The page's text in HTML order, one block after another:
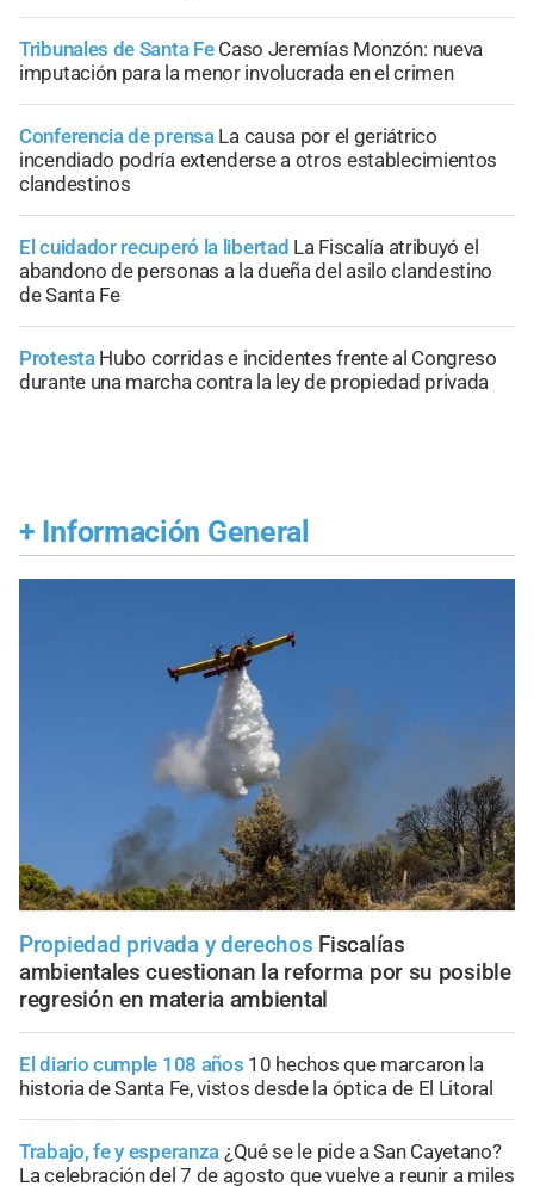
Tribunales de Santa Fe Caso Jeremías Monzón: nueva
imputación para la menor involucrada en el crimen
Conferencia de prensa La causa por el geriátrico
incendiado podría extenderse a otros establecimientos
clandestinos
El cuidador recuperó la libertad La Fiscalía atribuyó el
abandono de personas a la dueña del asilo clandestino
de Santa Fe
Protesta Hubo corridas e incidentes frente al Congreso
durante una marcha contra la ley de propiedad privada
+ Información General
Propiedad privada y derechos Fiscalías
ambientales cuestionan la reforma por su posible
regresión en materia ambiental
El diario cumple 108 años 10 hechos que marcaron la
historia de Santa Fe, vistos desde la óptica de El Litoral
Trabajo, fe y esperanza ¿Qué se le pide a San Cayetano?
La celebración del 7 de agosto que vuelve a reunir a miles